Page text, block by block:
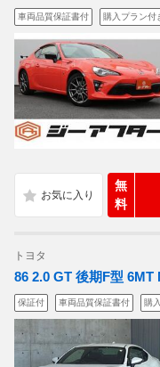
車両品質保証書付 購入プラン付
無
料
トヨタ
86 2.0 GT 後期F型 6MT
保証付 車両品質保証書付 購